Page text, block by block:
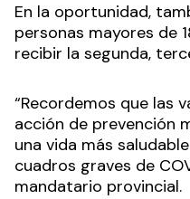
En la oportunidad,
personas mayores de
recibir la segunda,
“Recordemos que las
acción de prevención
una vida más
cuadros graves de
mandatario provincial.